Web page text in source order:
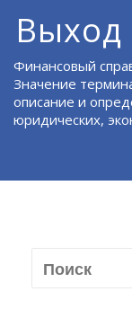
Финансовый
Значение
описание и
юридических,